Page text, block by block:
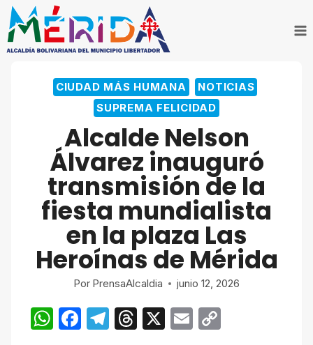
Saltar
contenido
CIUDAD MÁS HUMANA
NOTICIAS
SUPREMA FELICIDAD
Alcalde Nelson
Álvarez inauguró
transmisión de la
fiesta mundialista
en la plaza Las
Heroínas de Mérida
Por PrensaAlcaldia junio 12, 2026
W F
T
T
X
E